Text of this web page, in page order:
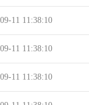
11 11:38:10
11 11:38:10
11 11:38:10